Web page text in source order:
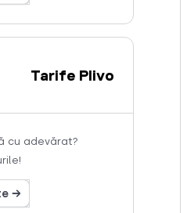
Tarife Plivo
cu adevărat?
→